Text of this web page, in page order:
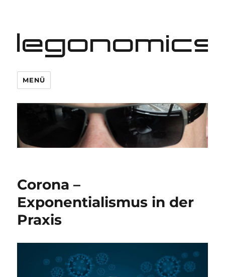
legonomics
MENÜ
Corona –
Exponentialismus in der
Praxis